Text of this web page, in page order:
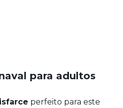
para adultos
perfeito para este